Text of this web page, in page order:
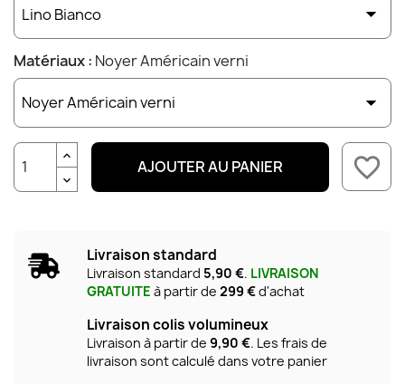
Matériaux : Noyer Américain verni
AJOUTER AU PANIER favorite_border
Livraison standard
Livraison standard 5,90 €. LIVRAISON
GRATUITE à partir de 299 €d'achat
Livraison colis volumineux
Livraison à partir de 9,90 €. Les frais de
livraison sont calculé dans votre panier